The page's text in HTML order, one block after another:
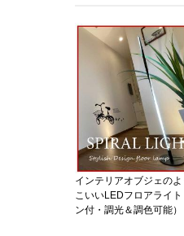
インテリアオブジェの
こいいLEDフロアライト
ン付・調光＆調色可能）